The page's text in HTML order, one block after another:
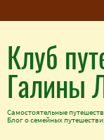
Клуб
Галины
Самостоятельные
Блог о семейных